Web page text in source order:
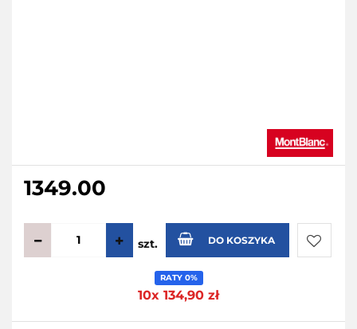
1349.00
szt. DO KOSZYKA
RATY 0%
10x 134,90 zł